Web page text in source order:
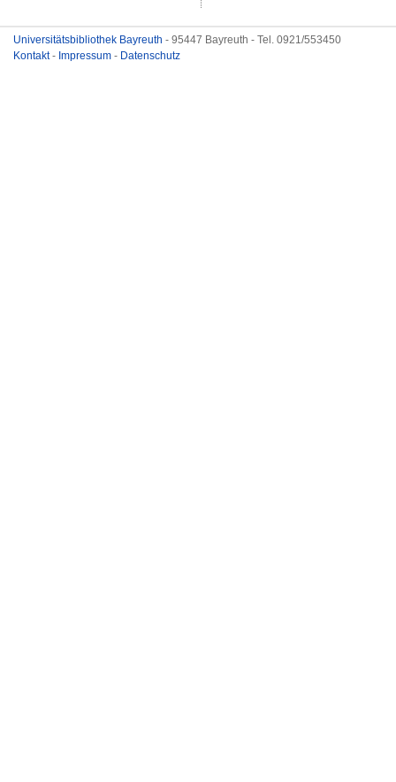
Universitätsbibliothek Bayreuth - 95447 Bayreuth - Tel. 0921/553450
Kontakt- Impressum - Datenschutz